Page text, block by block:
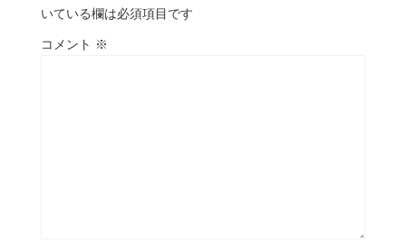
いている欄は必須項目です
コメント ※